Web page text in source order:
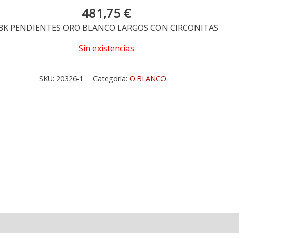
481,75 €
PENDIENTES ORO BLANCO LARGOS CON CIRCONITAS
Sin existencias
SKU: 20326-1 Categoría: O.BLANCO